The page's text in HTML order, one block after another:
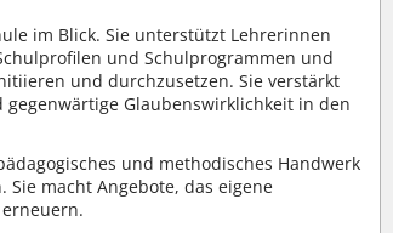
im Blick. Sie unterstützt Lehrerinnen
und Schulprogrammen und
und durchzusetzen. Sie verstärkt
Glaubenswirklichkeit in den
und methodisches Handwerk
macht Angebote, das eigene